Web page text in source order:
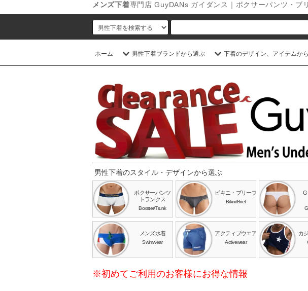
メンズ下着専門店 GuyDANs ガイダンス｜ボクサーパンツ・ブ
ホーム 男性下着ブランドから選ぶ 下着のデザイン、アイテムか
男性下着のスタイル・デザインから選ぶ
ボクサーパンツ
トランクス
Boxster/Trunk
ビキニ・ブリーフ
Bikini/Brief
メンズ水着
Swimwear
アクティブウエア
Activewear
カ
※初めてご利用のお客様にお得な情報